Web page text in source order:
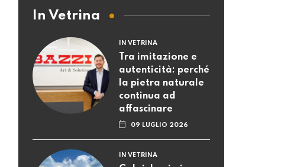
In Vetrina
IN VETRINA
Tra imitazione e
autenticità: perché
la pietra naturale
continua ad
affascinare
09 LUGLIO 2026
IN VETRINA